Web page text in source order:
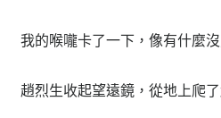
我的喉嚨卡了一下，像有什麼沒
趙烈生收起望遠鏡，從地上爬了